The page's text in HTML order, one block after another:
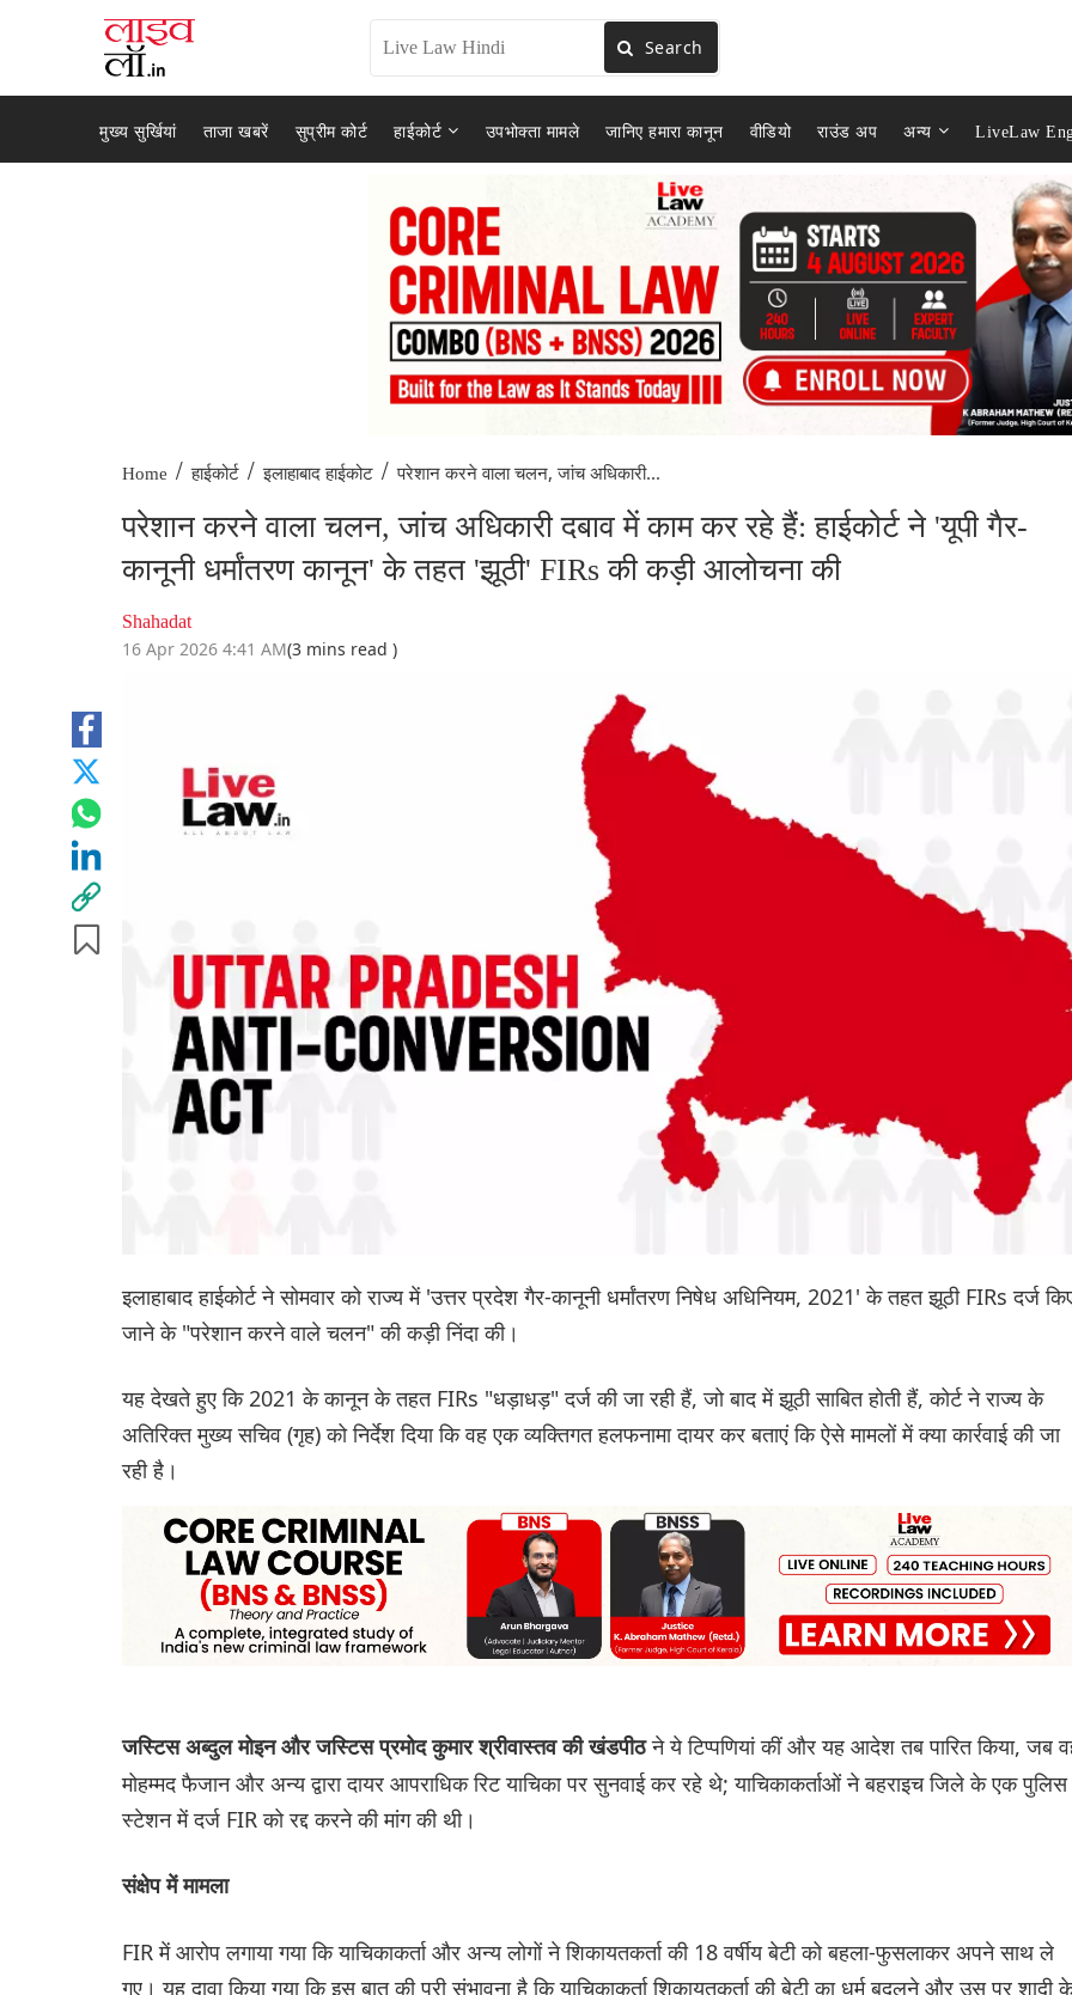
Search
मुख्य सुर्खियां ताजा खबरें सुप्रीम कोर्ट हाईकोर्ट उपभोक्ता मामले जानिए हमारा कानून वीडियो राउंड अप अन्य LiveLaw
Home / हाईकोर्ट / इलाहाबाद हाईकोट / परेशान करने वाला चलन, जांच अधिकारी...
परेशान करने वाला चलन, जांच अधिकारी दबाव में काम कर रहे हैं: हाईकोर्ट ने 'यूपी गैर-
कानूनी धर्मांतरण कानून' के तहत 'झूठी' FIRs की कड़ी आलोचना की
Shahadat
16 Apr 2026 4:41 AM(3 mins read )
इलाहाबाद हाईकोर्ट ने सोमवार को राज्य में 'उत्तर प्रदेश गैर-कानूनी धर्मांतरण निषेध अधिनियम, 2021' के तहत झूठी FIRs दर्ज
जाने के "परेशान करने वाले चलन" की कड़ी निंदा की।
यह देखते हुए कि 2021 के कानून के तहत FIRs "धड़ाधड़" दर्ज की जा रही हैं, जो बाद में झूठी साबित होती हैं, कोर्ट ने राज्य के
अतिरिक्त मुख्य सचिव (गृह) को निर्देश दिया कि वह एक व्यक्तिगत हलफनामा दायर कर बताएं कि ऐसे मामलों में क्या कार्रवाई की जा
रही है।
जस्टिस अब्दुल मोइन और जस्टिस प्रमोद कुमार श्रीवास्तव की खंडपीठने ये टिप्पणियां कीं और यह आदेश तब पारित किया, जब
मोहम्मद फैजान और अन्य द्वारा दायर आपराधिक रिट याचिका पर सुनवाई कर रहे थे; याचिकाकर्ताओं ने बहराइच जिले के एक पुलिस
स्टेशन में दर्ज FIR को रद्द करने की मांग की थी।
संक्षेप में मामला
FIR में आरोप लगाया गया कि याचिकाकर्ता और अन्य लोगों ने शिकायतकर्ता की 18 वर्षीय बेटी को बहला-फुसलाकर अपने साथ ले
गए। यह दावा किया गया कि इस बात की पूरी संभावना है कि याचिकाकर्ता शिकायतकर्ता की बेटी का धर्म बदलने और उस पर शादी